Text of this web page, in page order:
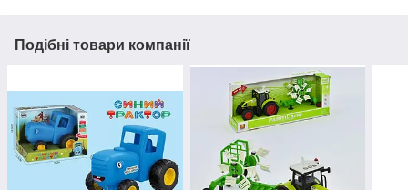
Подібні товари компанії